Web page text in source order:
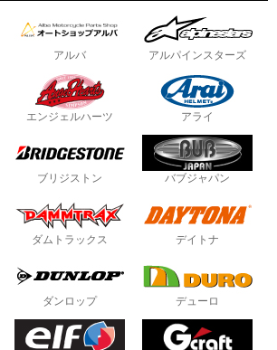
アルバ アルパインスターズ
エンジェルハーツ アライ
ブリジストン バブジャパン
ダムトラックス デイトナ
ダンロップ デューロ